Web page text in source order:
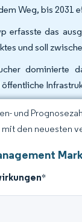
Weg, bis 2031
erfasste das
und soll
dominierte
und
den neuesten
*